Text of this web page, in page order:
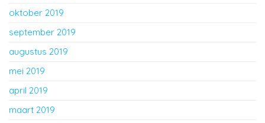
oktober 2019
september 2019
augustus 2019
mei 2019
april 2019
maart 2019